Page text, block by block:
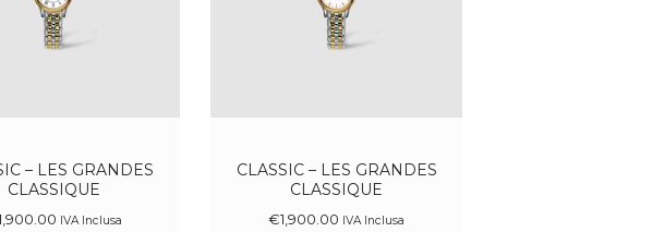
– LES GRANDES
CLASSIQUE
.00 IVA Inclusa
CLASSIC – LES GRANDES
CLASSIQUE
€1,900.00 IVA Inclusa